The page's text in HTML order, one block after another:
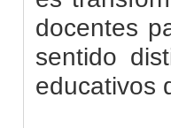
docentes
sentido
educativos